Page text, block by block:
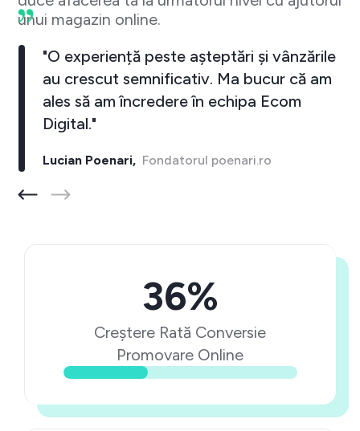
unui magazin online.
"O experiență peste așteptări și vânzările
au crescut semnificativ. Ma bucur că am
ales să am încredere în echipa Ecom
Digital."
Lucian Poenari,Fondatorul poenari.ro
36%
Creștere Rată Conversie
Promovare Online